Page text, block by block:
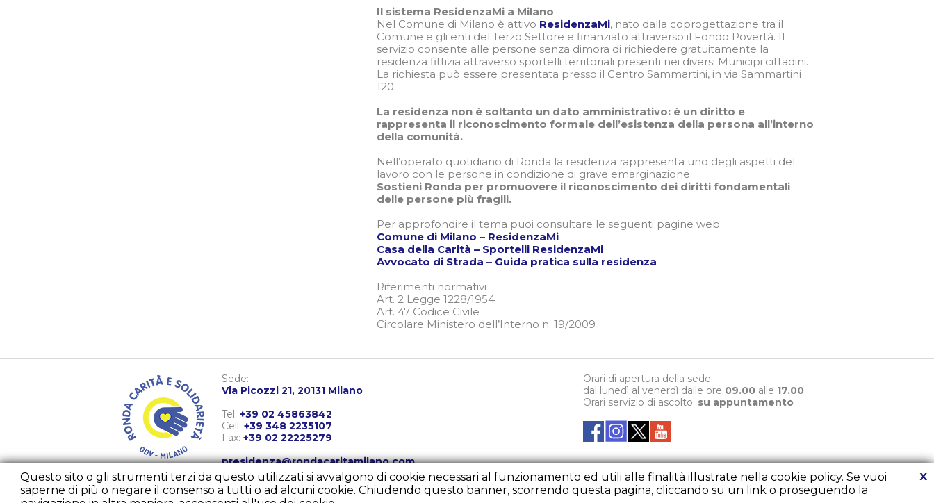
X
Questo sito o gli strumenti terzi da questo utilizzati si avvalgono di cookie necessari al funzionamento ed utili alle finalità illustrate nella cookie policy. Se vuoi
saperne di più o negare il consenso a tutti o ad alcuni cookie. Chiudendo questo banner, scorrendo questa pagina, cliccando su un link o proseguendo la
Il sistema ResidenzaMi a Milano
Nel Comune di Milano è attivo ResidenzaMi, nato dalla coprogettazione tra il
Comune e gli enti del Terzo Settore e finanziato attraverso il Fondo Povertà. Il
servizio consente alle persone senza dimora di richiedere gratuitamente la
residenza fittizia attraverso sportelli territoriali presenti nei diversi Municipi cittadini.
La richiesta può essere presentata presso il Centro Sammartini, in via Sammartini
120.
La residenza non è soltanto un dato amministrativo: è un diritto e
rappresenta il riconoscimento formale dell’esistenza della persona all’interno
della comunità.
Nell’operato quotidiano di Ronda la residenza rappresenta uno degli aspetti del
lavoro con le persone in condizione di grave emarginazione.
Sostieni Ronda per promuovere il riconoscimento dei diritti fondamentali
delle persone più fragili.
Per approfondire il tema puoi consultare le seguenti pagine web:
Comune di Milano – ResidenzaMi
Casa della Carità – Sportelli ResidenzaMi
Avvocato di Strada – Guida pratica sulla residenza
Riferimenti normativi
Art. 2 Legge 1228/1954
Art. 47 Codice Civile
Circolare Ministero dell’Interno n. 19/2009
Sede:
Via Picozzi 21, 20131 Milano
Tel: +39 02 45863842
Cell: +39 348 2235107
Fax: +39 02 22225279
presidenza@rondacaritamilano.com
diurno@rondacaritamilano.com
comunicazione@rondacaritamilano.com
Orari di apertura della sede:
dal lunedì al venerdì dalle ore 09.00 alle 17.00
Orari servizio di ascolto: su appuntamento